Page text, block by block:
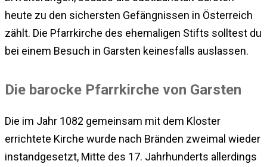
heute zu den sichersten Gefängnissen in Österreich
zählt. Die Pfarrkirche des ehemaligen Stifts solltest du
bei einem Besuch in Garsten keinesfalls auslassen.
Die barocke Pfarrkirche von Garsten
Die im Jahr 1082 gemeinsam mit dem Kloster
errichtete Kirche wurde nach Bränden zweimal wieder
instandgesetzt, Mitte des 17. Jahrhunderts allerdings